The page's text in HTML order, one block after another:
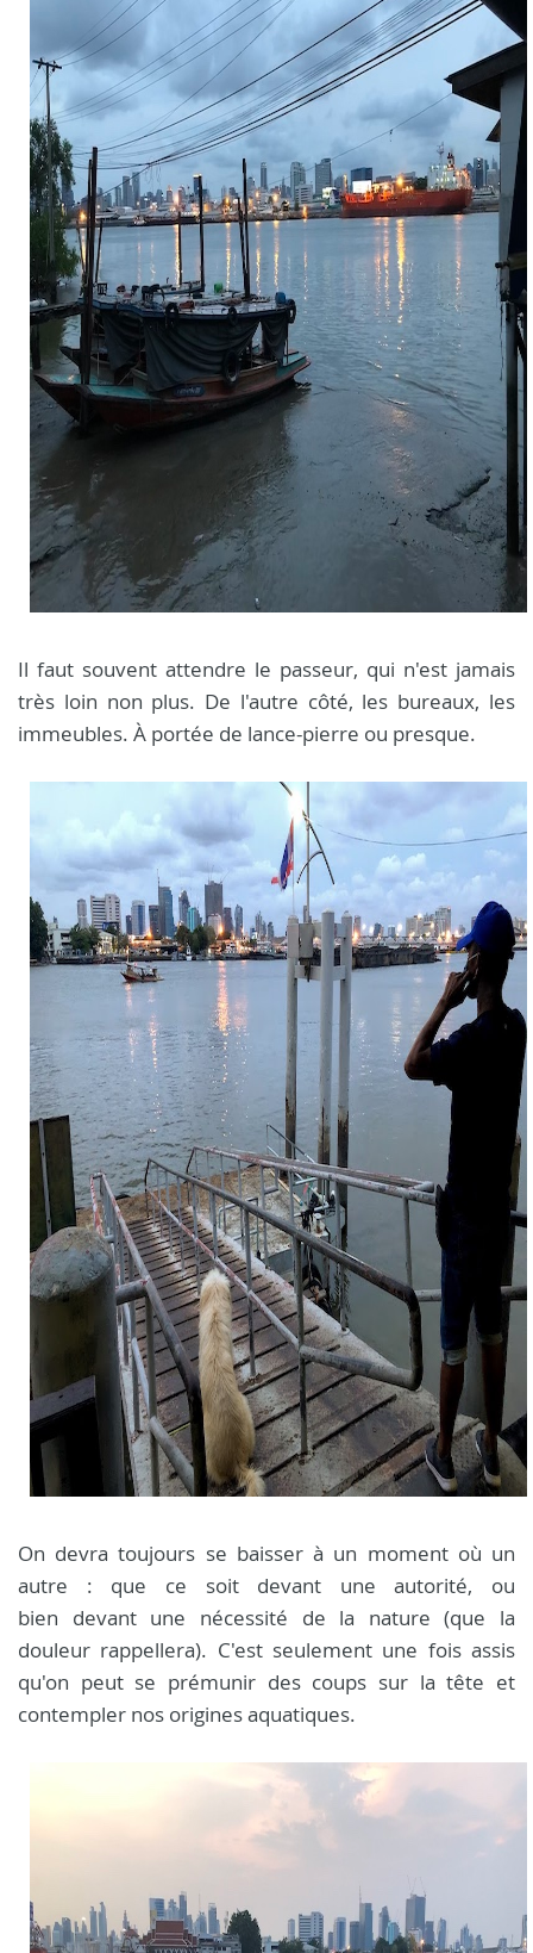
Il faut souvent attendre le passeur, qui n'est jamais
très loin non plus. De l'autre côté, les bureaux, les
immeubles. À portée de lance-pierre ou presque.
On devra toujours se baisser à un moment où un
autre : que ce soit devant une autorité, ou
bien devant une nécessité de la nature (que la
douleur rappellera). C'est seulement une fois assis
qu'on peut se prémunir des coups sur la tête et
contempler nos origines aquatiques.